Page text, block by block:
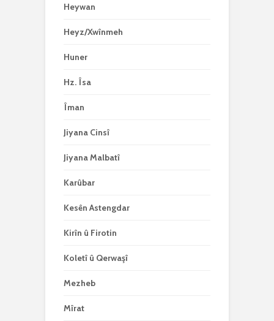
Heywan
Heyz/Xwînmeh
Huner
Hz. Îsa
Îman
Jiyana Cinsî
Jiyana Malbatî
Karûbar
Kesên Astengdar
Kirîn û Firotin
Koletî û Qerwaşî
Mezheb
Mîrat